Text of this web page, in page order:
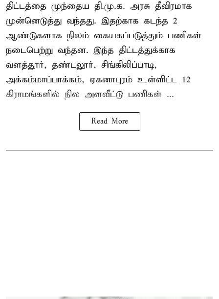
திட்டத்தை முந்தைய தி.மு.க. அரசு தீவிரமாக
முன்னெடுத்து வந்தது. இதற்காக கடந்த 2
ஆண்டுகளாக நிலம் கையகப்படுத்தும் பணிகள்
நடைபெற்று வந்தன. இந்த திட்டத்துக்காக
வளத்தூர், தண்டலூர், சிங்கிலிப்பாடி,
அக்கம்மாப்பாக்கம், ஏகனாபுரம் உள்ளிட்ட 12
கிராமங்களில் நில அளவீட்டு பணிகள் ...
Read More